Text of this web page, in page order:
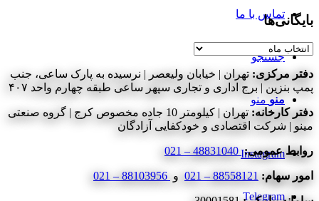
تماس با ما
جستجو
منو منو
Instagram
Telegram
بایگانی‌ها
بایگانی‌ها
دفتر مرکزی: تهران | خیابان ولیعصر | نرسیده به پارک ساعی، جنب
پمپ بنزین | برج اداری و تجاری سپهر ساعی طبقه چهارم واحد ۴۰۷
دفتر کارخانه:
تهران | کیلومتر 10 جاده مخصوص کرج | گروه صنعتی
مینو | شرکت اقتصادی و خودکفایی آزادگان
روابط عمومی: 48831040 – 021
امور سهام: 88558121 – 021 و